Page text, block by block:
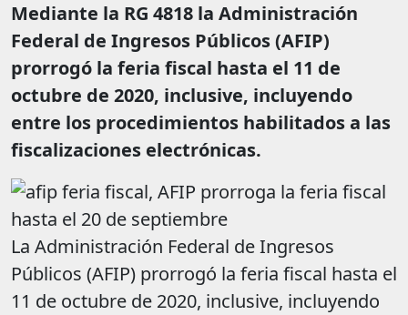
Mediante la RG 4818 la Administración
Federal de Ingresos Públicos (AFIP)
prorrogó la feria fiscal hasta el 11 de
octubre de 2020, inclusive, incluyendo
entre los procedimientos habilitados a las
fiscalizaciones electrónicas.
La Administración Federal de Ingresos
Públicos (AFIP) prorrogó la feria fiscal hasta el
11 de octubre de 2020, inclusive, incluyendo